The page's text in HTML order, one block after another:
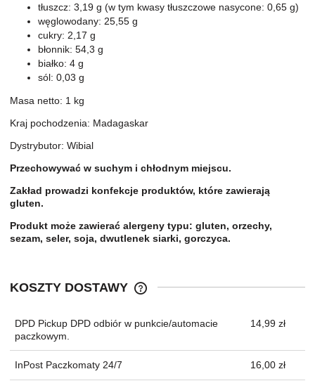
tłuszcz: 3,19 g (w tym kwasy tłuszczowe nasycone: 0,65 g)
węglowodany: 25,55 g
cukry: 2,17 g
błonnik: 54,3 g
białko: 4 g
sól: 0,03 g
Masa netto: 1 kg
Kraj pochodzenia: Madagaskar
Dystrybutor: Wibial
Przechowywać w suchym i chłodnym miejscu.
Zakład prowadzi konfekcje produktów, które zawierają
gluten.
Produkt może zawierać alergeny typu: gluten, orzechy,
sezam, seler, soja, dwutlenek siarki, gorczyca.
KOSZTY DOSTAWY
DPD Pickup DPD odbiór w punkcie/automacie
paczkowym.
14,99 zł
InPost Paczkomaty 24/7 16,00 zł